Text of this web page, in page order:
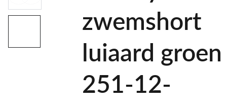
zwemshort
luiaard groen
251-12-